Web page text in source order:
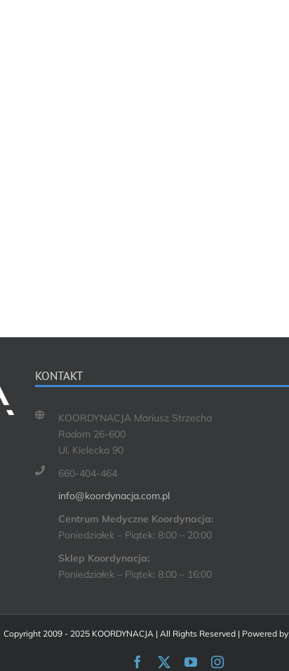
KONTAKT
KOORDYNACJA Mariusz Strzecha
Radom 26-600
Ul. Kielecka 90
660-404-464
info@koordynacja.com.pl
Centrum Medyczne Koordynacja:
Poniedziałek – Piątek: 8:00 – 20:00
Sklep Koordynacja:
Poniedziałek – Piątek: 8:00 – 16:00
Copyright 2009 - 2025 KOORDYNACJA | All Rights Reserved | Powered by
Facebook YouTubeInstagram